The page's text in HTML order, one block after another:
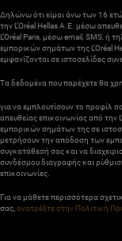
Δηλώνω ότι είμαι άνω των 16
την L’Oréal Hellas A.E. μέσω
L’Oréal Paris, μέσω email, SMS, ή
εμπορικών σημάτων της L’Oréal
εμφανίζονται σε ιστοσελίδες
Τα δεδομένα που παρέχετε θα
για να εμπλουτίσουν το προφίλ
απευθείας επικοινωνίας από
εμπορικών σημάτων της σε
μετρήσουν την απόδοση των
συγκατάθεσή σας και να
συνδέσμου διαγραφής και
επικοινωνίες.
Για να μάθετε περισσότερα
σας, ανατρέξτε στην Πολιτική